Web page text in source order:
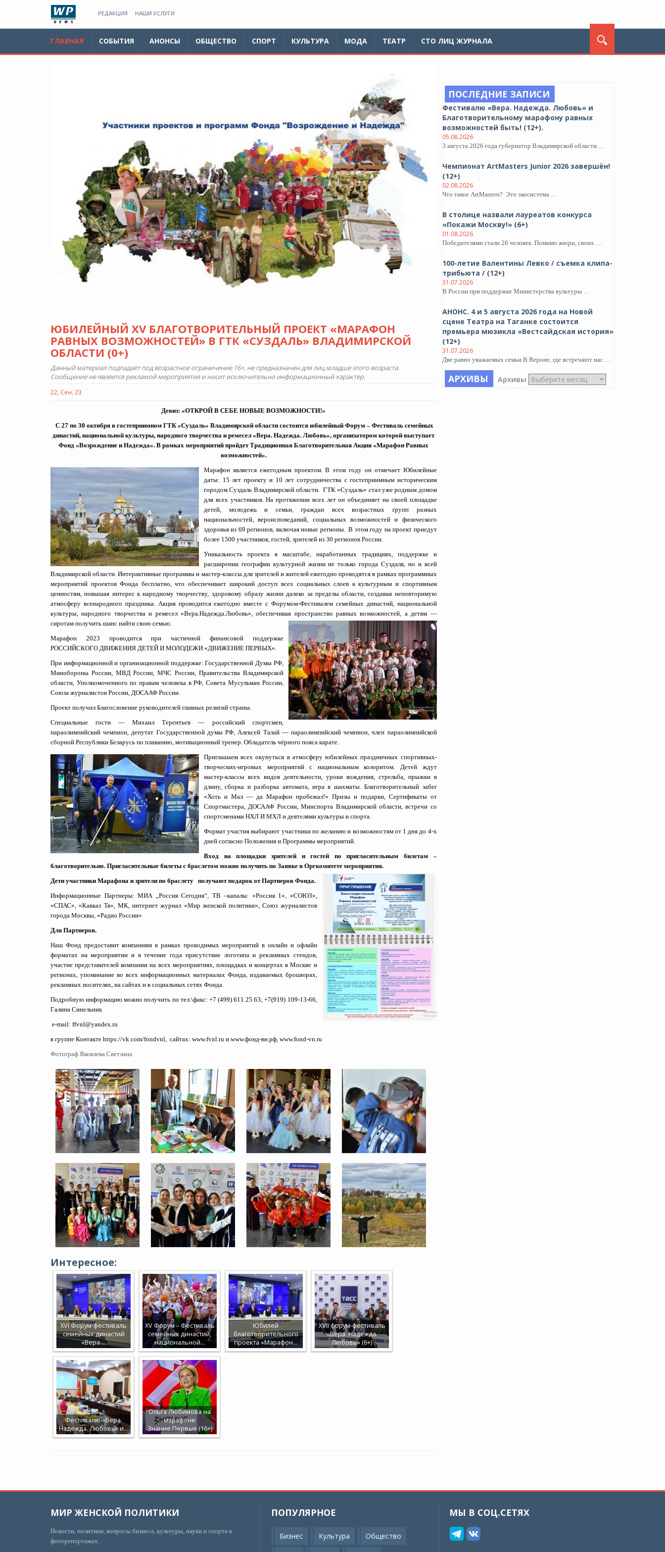
РЕДАКЦИЯ НАШИ УСЛУГИ
ГЛАВНАЯ СОБЫТИЯ АНОНСЫ ОБЩЕСТВО СПОРТ КУЛЬТУРА МОДА ТЕАТР СТО ЛИЦ ЖУРНАЛА
ЮБИЛЕЙНЫЙ XV БЛАГОТВОРИТЕЛЬНЫЙ ПРОЕКТ «МАРАФОН
РАВНЫХ ВОЗМОЖНОСТЕЙ» В ГТК «СУЗДАЛЬ» ВЛАДИМИРСКОЙ
ОБЛАСТИ (0+)
Данный материал подпадает под возрастное ограничение 16+, не предназначен для лиц младше этого возраста.
Сообщение не является рекламой мероприятия и носит исключительно информационный характер.
22, Сен, 23
Девиз: «ОТКРОЙ В СЕБЕ НОВЫЕ ВОЗМОЖНОСТИ!»
С 27 по 30 октября в гостеприимном ГТК «Суздаль» Владимирской области состоится юбилейный Форум – Фестиваль семейных
династий, национальной культуры, народного творчества и ремесел «Вера. Надежда. Любовь», организатором которой выступает
Фонд «Возрождение и Надежда». В рамках мероприятий пройдет Традиционная Благотворительная Акция «Марафон Равных
возможностей».
Марафон является ежегодным проектом. В этом году он отмечает Юбилейные
даты: 15 лет проекту и 10 лет сотрудничества с гостеприимным историческим
городом Суздаль Владимирской области. ГТК «Суздаль» стал уже родным домом
для всех участников. На протяжении всех лет он объединяет на своей площадке
детей, молодежь и семьи, граждан всех возрастных групп разных
национальностей, вероисповеданий, социальных возможностей и физического
здоровья из 69 регионов, включая новые регионы. В этом году на проект приедут
более 1500 участников, гостей, зрителей из 30 регионов России.
Уникальность проекта в масштабе, наработанных традициях, поддержке и
расширении географии культурной жизни не только города Суздаля, но и всей
Владимирской области. Интерактивные программы и мастер-классы для зрителей и жителей ежегодно проводятся в рамках программных
мероприятий проектов Фонда бесплатно, что обеспечивает широкий доступ всех социальных слоев к культурным и спортивным
ценностям, повышая интерес к народному творчеству, здоровому образу жизни далеко за пределы области, создавая неповторимую
атмосферу всенародного праздника. Акция проводится ежегодно вместе с Форумом-Фестивалем семейных династий, национальной
культуры, народного творчества и ремесел «Вера.Надежда.Любовь», обеспечивая пространство равных возможностей, а детям —
сиротам получить шанс найти свою семью.
Марафон 2023 проводится при частичной финансовой поддержке
РОССИЙСКОГО ДВИЖЕНИЯ ДЕТЕЙ И МОЛОДЕЖИ «ДВИЖЕНИЕ ПЕРВЫХ».
При информационной и организационной поддержке: Государственной Думы РФ,
Минобороны России, МВД России, МЧС России, Правительства Владимирской
области, Уполномоченного по правам человека в РФ, Совета Мусульман России,
Союза журналистов России, ДОСААФ России.
Проект получил Благословение руководителей главных религий страны.
Специальные гости —Михаил Терентьев — российский спортсмен,
параолимпийский чемпион, депутат Государственной думы РФ, Алексей Талай — параолимпийский чемпион, член параолимпийской
сборной Республики Беларусь по плаванию, мотивационный тренер. Обладатель чёрного пояса карате.
Приглашаем всех окунуться в атмосферу юбилейных праздничных спортивных-
творческих-игровых мероприятий с национальным колоритом. Детей ждут
мастер-классы всех видов деятельности, уроки вождения, стрельба, прыжки в
длину, сборка и разборка автомата, игра в шахматы. Благотворительный забег
«Хоть и Мал — да Марафон пробежал!» Призы и подарки, Сертификаты от
Спортмастера, ДОСААФ России, Минспорта Владимирской области, встречи со
спортсменами НХЛ И МХЛ и деятелями культуры и спорта.
Формат участия выбирают участники по желанию и возможностям от 1 дня до 4-х
дней согласно Положения и Программы мероприятий.
Вход на площадки зрителей и гостей по пригласительным билетам –
благотворительно. Пригласительные билеты с браслетом можно получить по Заявке в Оргкомитете мероприятия.
Дети участники Марафона и зрители по браслету получают подарок от Партнеров Фонда.
Информационные Партнеры: МИА „Россия Сегодня“, ТВ –каналы: «Россия 1», «СОЮЗ»,
«СПАС», «Кавказ Тв», МК, интернет журнал «Мир женской политики», Союз журналистов
города Москвы, «Радио России»
Для Партнеров.
Наш Фонд предоставит компаниям в рамках проводимых мероприятий в онлайн и офлайн
форматах на мероприятии и в течение года присутствие логотипа и рекламных стендов,
участие представителей компании на всех мероприятиях, площадках и концертах в Москве и
регионах, упоминание во всех информационных материалах Фонда, издаваемых брошюрах,
рекламных носителях, на сайтах и в социальных сетях Фонда.
Подробную информацию можно получить по тел.\факс: +7 (499) 611 25 63; +7(919) 109-13-66,
Галина Синельник
e-mail: ffvnl@yandex.ru
в группе Контакте https://vk.com/fondvnl , сайтах: www.fvnl.ru и www.фонд-вн.рф www.fond-vn.ru
Фотограф Яковлева Светлана
Интересное:
XVI Форум-фестиваль
семейных династий
«Вера.…
XV Форум – Фестиваль
семейных династий,
национальной…
Юбилей
благотворительного
проекта «Марафон…
XVII форум-фестиваль
«Вера. Надежда.
Любовь» (6+)
Фестивалю «Вера.
Надежда. Любовь» и…
Ольга Любимова на
марафоне
Знание.Первые (16+)
ПОСЛЕДНИЕ ЗАПИСИ
Фестивалю «Вера. Надежда. Любовь» и
Благотворительному марафону равных
возможностей быть! (12+).
05.08.2026
3 августа 2026 года губернатор Владимирской области …
Чемпионат ArtMasters Junior 2026 завершён!
(12+)
02.08.2026
Что такое ArtMasters? Это экосистема …
В столице назвали лауреатов конкурса
«Покажи Москву!» (6+)
01.08.2026
Победителями стали 26 человек. Помимо жюри, своих …
100-летие Валентины Левко / съемка клипа-
трибьюта / (12+)
31.07.2026
В России при поддержке Министерства культуры …
АНОНС. 4 и 5 августа 2026 года на Новой
сцене Театра на Таганке состоится
премьера мюзикла «Вестсайдская история»
(12+)
31.07.2026
Две равно уважаемых семьи В Вероне, где встречают нас …
АРХИВЫ Архивы
МИР ЖЕНСКОЙ ПОЛИТИКИ
Новости, политики, вопросы бизнеса, культуры, науки и спорта в
фоторепортажах.
ПОПУЛЯРНОЕ
Бизнес Культура Общество
МЫ В СОЦ.СЕТЯХ